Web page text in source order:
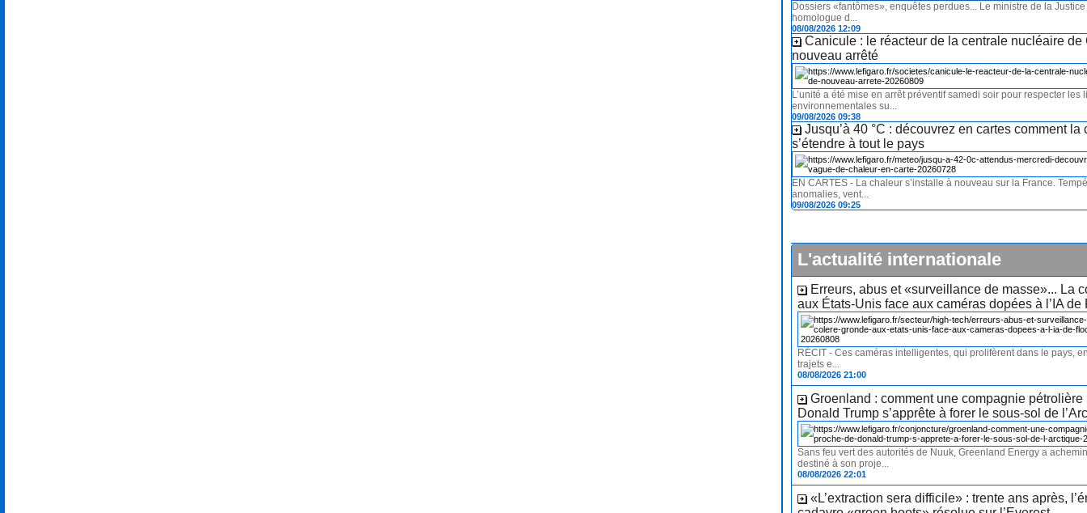
Dossiers «fantômes», enquêtes perdues... Le ministre de la
homologue d...
08/08/2026 12:09
Canicule : le réacteur de la centrale nucléaire de
nouveau arrêté
L’unité a été mise en arrêt préventif samedi soir pour respecter les
environnementales su...
09/08/2026 09:38
Jusqu’à 40 °C : découvrez en cartes comment la
s’étendre à tout le pays
EN CARTES - La chaleur s’installe à nouveau sur la France.
anomalies, vent...
09/08/2026 09:25
L'actualité internationale
Erreurs, abus et «surveillance de masse»... La
aux États-Unis face aux caméras dopées à l’IA de
RÉCIT - Ces caméras intelligentes, qui prolifèrent dans le pays,
trajets e...
08/08/2026 21:00
Groenland : comment une compagnie pétrolière
Donald Trump s’apprête à forer le sous-sol de
Sans feu vert des autorités de Nuuk, Greenland Energy a
destiné à son proje...
08/08/2026 22:01
«L’extraction sera difficile» : trente ans après,